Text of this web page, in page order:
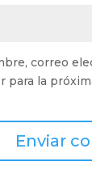
correo
para la